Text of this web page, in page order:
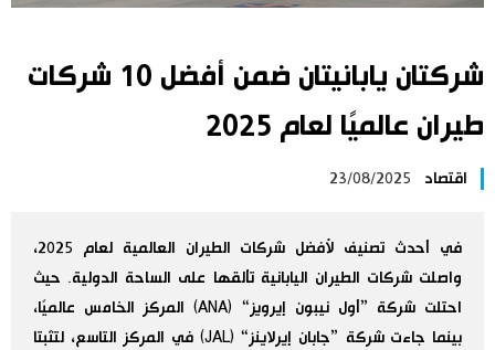
سياحة وسفر
اليابان في فيديو
علوم وتكنولوجيا
الأقسام
شركتان يابانيتان ضمن أفضل 10 شركات
طيران عالميًا لعام 2025
اقتصاد 23/08/2025
في أحدث تصنيف لأفضل شركات الطيران العالمية لعام 2025،
واصلت شركات الطيران اليابانية تألقها على الساحة الدولية. حيث
احتلت شركة ”أول نيبون إيرويز“ (ANA) المركز الخامس عالميًا،
بينما جاءت شركة ”جابان إيرلاينز“ (JAL) في المركز التاسع، لتثبتا